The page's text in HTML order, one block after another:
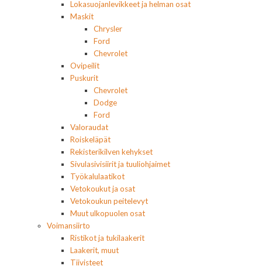
Lokasuojanlevikkeet ja helman osat
Maskit
Chrysler
Ford
Chevrolet
Ovipeilit
Puskurit
Chevrolet
Dodge
Ford
Valoraudat
Roiskeläpät
Rekisterikilven kehykset
Sivulasivisiirit ja tuuliohjaimet
Työkalulaatikot
Vetokoukut ja osat
Vetokoukun peitelevyt
Muut ulkopuolen osat
Voimansiirto
Ristikot ja tukilaakerit
Laakerit, muut
Tiivisteet